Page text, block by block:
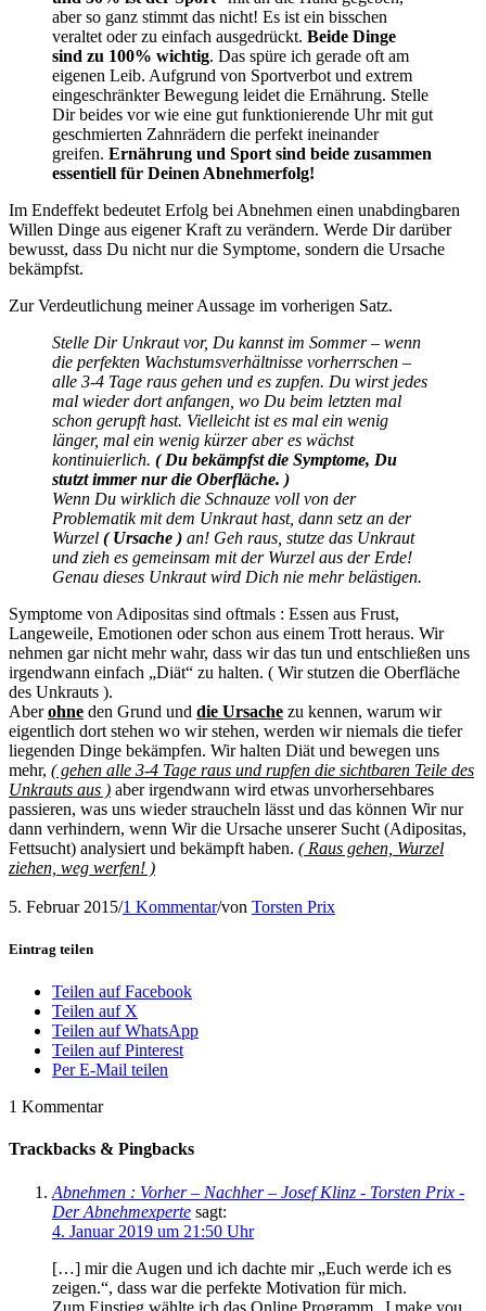
aber so ganz stimmt das nicht! Es ist ein bisschen
veraltet oder zu einfach ausgedrückt. Beide Dinge
sind zu 100% wichtig. Das spüre ich gerade oft am
eigenen Leib. Aufgrund von Sportverbot und extrem
eingeschränkter Bewegung leidet die Ernährung. Stelle
Dir beides vor wie eine gut funktionierende Uhr mit gut
geschmierten Zahnrädern die perfekt ineinander
greifen. Ernährung und Sport sind beide zusammen
essentiell für Deinen Abnehmerfolg!
Im Endeffekt bedeutet Erfolg bei Abnehmen einen unabdingbaren
Willen Dinge aus eigener Kraft zu verändern. Werde Dir darüber
bewusst, dass Du nicht nur die Symptome, sondern die Ursache
bekämpfst.
Zur Verdeutlichung meiner Aussage im vorherigen Satz.
Stelle Dir Unkraut vor, Du kannst im Sommer – wenn
die perfekten Wachstumsverhältnisse vorherrschen –
alle 3-4 Tage raus gehen und es zupfen. Du wirst jedes
mal wieder dort anfangen, wo Du beim letzten mal
schon gerupft hast. Vielleicht ist es mal ein wenig
länger, mal ein wenig kürzer aber es wächst
kontinuierlich. ( Du bekämpfst die Symptome, Du
stutzt immer nur die Oberfläche. )
Wenn Du wirklich die Schnauze voll von der
Problematik mit dem Unkraut hast, dann setz an der
Wurzel ( Ursache ) an! Geh raus, stutze das Unkraut
und zieh es gemeinsam mit der Wurzel aus der Erde!
Genau dieses Unkraut wird Dich nie mehr belästigen.
Symptome von Adipositas sind oftmals : Essen aus Frust,
Langeweile, Emotionen oder schon aus einem Trott heraus. Wir
nehmen gar nicht mehr wahr, dass wir das tun und entschließen uns
irgendwann einfach „Diät“ zu halten. ( Wir stutzen die Oberfläche
des Unkrauts ).
Aberohne den Grund und die Ursache zu kennen, warum wir
eigentlich dort stehen wo wir stehen, werden wir niemals die tiefer
liegenden Dinge bekämpfen. Wir halten Diät und bewegen uns
mehr, ( gehen alle 3-4 Tage raus und rupfen die sichtbaren Teile des
Unkrauts aus ) aber irgendwann wird etwas unvorhersehbares
passieren, was uns wieder straucheln lässt und das können Wir nur
dann verhindern, wenn Wir die Ursache unserer Sucht (Adipositas,
Fettsucht) analysiert und bekämpft haben. ( Raus gehen, Wurzel
ziehen, weg werfen! )
5. Februar 2015/1 Kommentar/von Torsten Prix
Eintrag teilen
Teilen auf Facebook
Teilen auf X
Teilen auf WhatsApp
Teilen auf Pinterest
Per E-Mail teilen
1 Kommentar
Trackbacks & Pingbacks
Abnehmen : Vorher – Nachher – Josef Klinz - Torsten Prix -
Der Abnehmexperte sagt:
4. Januar 2019 um 21:50 Uhr
[…] mir die Augen und ich dachte mir „Euch werde ich es
zeigen.“, dass war die perfekte Motivation für mich.
Zum Einstieg wählte ich das Online Programm „I make you